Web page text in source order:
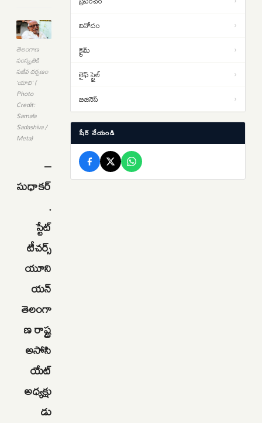
తెలంగాణ
సంస్కృతికి
సజీవ దర్పణం
‘యాది’ (
Photo
Credit:
Samala
Sadashiva /
Meta)
–
సుధాకర్‌
.
స్టేట్‌
టీచర్స్‌
యూని
యన్‌
తెలంగా
ణ రాష్ట్ర
అసోసి
యేట్‌
అధ్యక్షు
డు
పెరుగుతాయా..తగ్గుతాయా..
కొద్దీ బంగారాన్ని ఎక్కడ దాచిపెడుతోందో
తెలుసా.. డ్రాగన్ కంట్రీ గోల్డ్ రిజర్వ్‌ల
వెనుక అసలు కథ ఇదే..
వినోదం ›
క్రైమ్ ›
లైఫ్ స్టైల్ ›
బిజినెస్ ›
షేర్ చేయండి